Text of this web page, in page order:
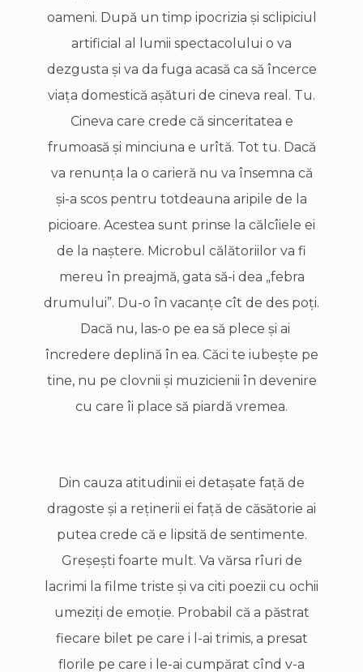
oameni. După un timp ipocrizia şi sclipiciul
artificial al lumii spectacolului o va
dezgusta şi va da fuga acasă ca să încerce
viaţa domestică aşături de cineva real. Tu.
Cineva care crede că sinceritatea e
frumoasă şi minciuna e urîtă. Tot tu. Dacă
va renunţa la o carieră nu va însemna că
şi-a scos pentru totdeauna aripile de la
picioare. Acestea sunt prinse la călcîiele ei
de la naştere. Microbul călătoriilor va fi
mereu în preajmă, gata să-i dea „febra
drumului”. Du-o în vacanţe cît de des poţi.
Dacă nu, las-o pe ea să plece şi ai
încredere deplină în ea. Căci te iubeşte pe
tine, nu pe clovnii şi muzicienii în devenire
cu care îi place să piardă vremea.
Din cauza atitudinii ei detaşate faţă de
dragoste şi a reţinerii ei faţă de căsătorie ai
putea crede că e lipsită de sentimente.
Greşeşti foarte mult. Va vărsa rîuri de
lacrimi la filme triste şi va citi poezii cu ochii
umeziţi de emoţie. Probabil că a păstrat
fiecare bilet pe care i l-ai trimis, a presat
florile pe care i le-ai cumpărat cînd v-a